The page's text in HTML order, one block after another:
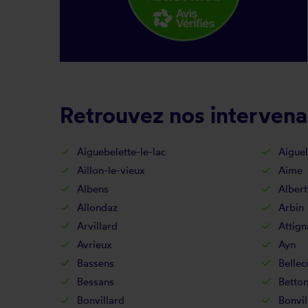
Retrouvez nos
Aiguebelette-le-lac
Aillon-le-vieux
Aime
Albens
Allondaz
Arbin
Arvillard
Avrieux
Ayn
Bassens
Bessans
Bonvillard